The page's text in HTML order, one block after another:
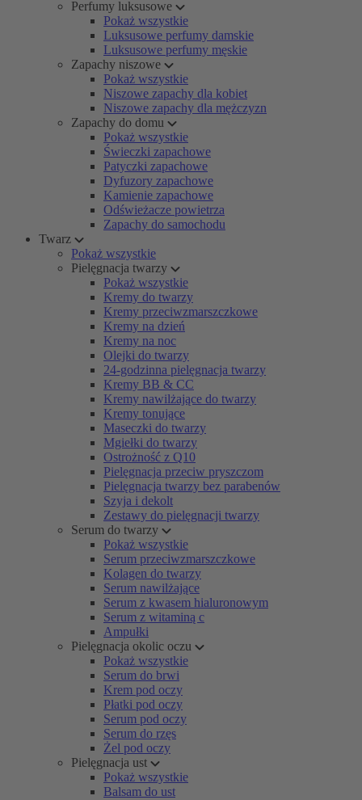
Perfumy luksusowe
Pokaż wszystkie
Luksusowe perfumy damskie
Luksusowe perfumy męskie
Zapachy niszowe
Pokaż wszystkie
Niszowe zapachy dla kobiet
Niszowe zapachy dla mężczyzn
Zapachy do domu
Pokaż wszystkie
Świeczki zapachowe
Patyczki zapachowe
Dyfuzory zapachowe
Kamienie zapachowe
Odświeżacze powietrza
Zapachy do samochodu
Twarz
Pokaż wszystkie
Pielęgnacja twarzy
Pokaż wszystkie
Kremy do twarzy
Kremy przeciwzmarszczkowe
Kremy na dzień
Kremy na noc
Olejki do twarzy
24-godzinna pielęgnacja twarzy
Kremy BB & CC
Kremy nawilżające do twarzy
Kremy tonujące
Maseczki do twarzy
Mgiełki do twarzy
Ostrożność z Q10
Pielęgnacja przeciw pryszczom
Pielęgnacja twarzy bez parabenów
Szyja i dekolt
Zestawy do pielęgnacji twarzy
Serum do twarzy
Pokaż wszystkie
Serum przeciwzmarszczkowe
Kolagen do twarzy
Serum nawilżające
Serum z kwasem hialuronowym
Serum z witaminą c
Ampułki
Pielęgnacja okolic oczu
Pokaż wszystkie
Serum do brwi
Krem pod oczy
Płatki pod oczy
Serum pod oczy
Serum do rzęs
Żel pod oczy
Pielęgnacja ust
Pokaż wszystkie
Balsam do ust